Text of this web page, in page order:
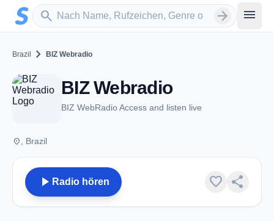
Zum Hauptinhalt springen
search
Sender suchen arrow_forward menu
Brazil chevron_right BIZ Webradio
BIZ Webradio
BIZ WebRadio Access and listen live
place , Brazil
play_arrow Radio hören favorite share